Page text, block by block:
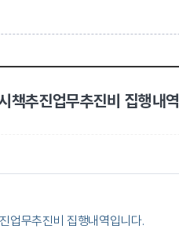
책추진업무추진비 집행내역
업무추진비 집행내역입니다.